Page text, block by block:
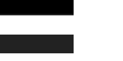
Federación